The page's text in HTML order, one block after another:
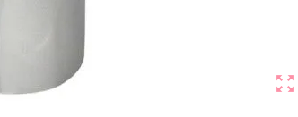
zoom_out_map